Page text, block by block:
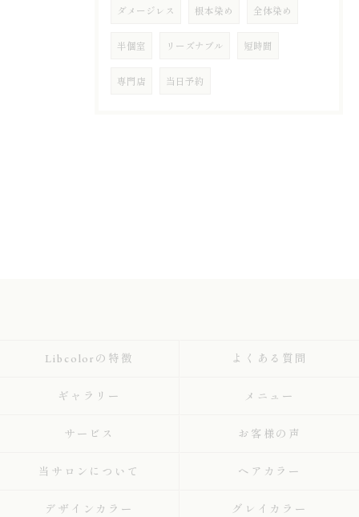
ダメージレス 根本染め 全体染め
半個室 リーズナブル 短時間
専門店 当日予約
Libcolorの特徴 よくある質問
ギャラリー メニュー
サービス お客様の声
当サロンについて ヘアカラー
デザインカラー グレイカラー